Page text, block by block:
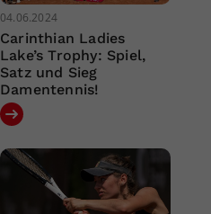
04.06.2024
Carinthian Ladies
Lake’s Trophy: Spiel,
Satz und Sieg
Damentennis!